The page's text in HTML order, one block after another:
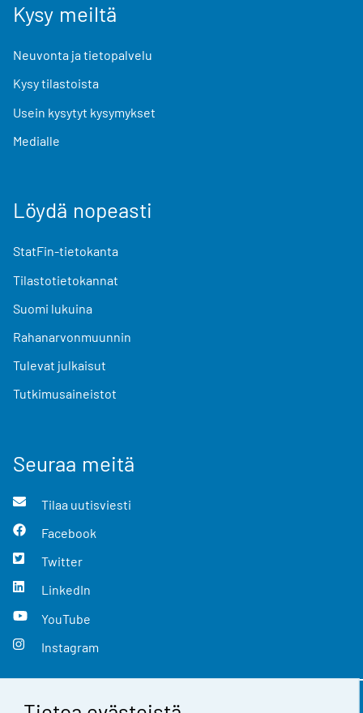
Kysy meiltä
Neuvonta ja tietopalvelu
Kysy tilastoista
Usein kysytyt kysymykset
Medialle
Löydä nopeasti
StatFin-tietokanta
Tilastotietokannat
Suomi lukuina
Rahanarvonmuunnin
Tulevat julkaisut
Tutkimusaineistot
Seuraa meitä
Tilaa uutisviesti
Facebook
Twitter
LinkedIn
YouTube
Instagram